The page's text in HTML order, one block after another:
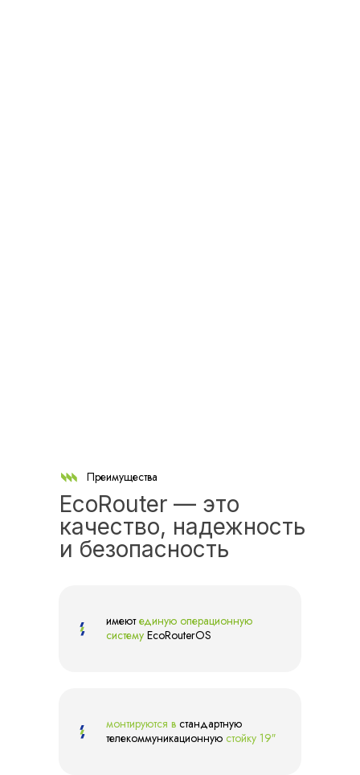
Преимущества
EcoRouter — это
качество, надежность
и безопасность
монтируются в стандартную
телекоммуникационную стойку 19″
имеютединую операционную
систему EcoRouterOS